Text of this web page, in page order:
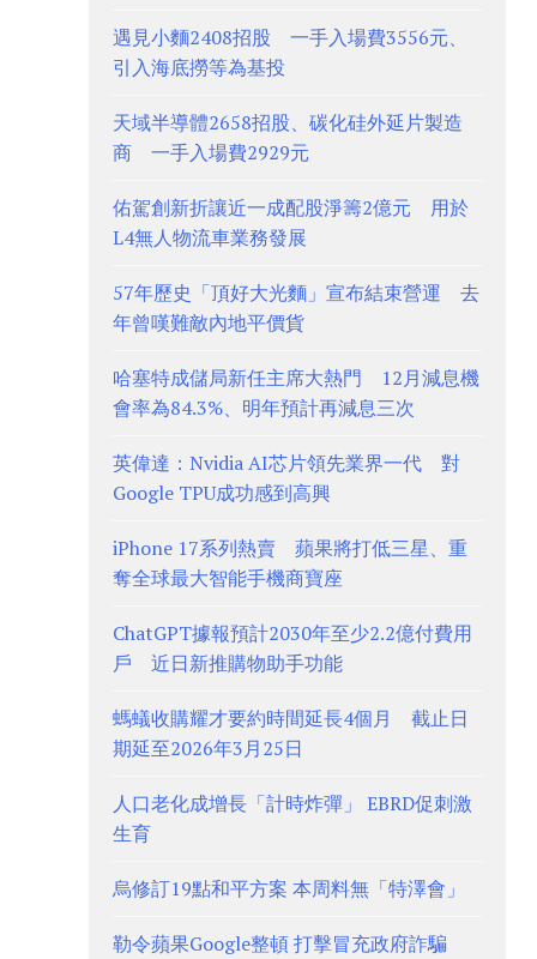
遇見小麵2408招股 一手入場費3556元、
引入海底撈等為基投
天域半導體2658招股、碳化硅外延片製造
商 一手入場費2929元
佑駕創新折讓近一成配股淨籌2億元 用於
L4無人物流車業務發展
57年歷史「頂好大光麵」宣布結束營運 去
年曾嘆難敵內地平價貨
哈塞特成儲局新任主席大熱門 12月減息機
會率為84.3%、明年預計再減息三次
英偉達：Nvidia AI芯片領先業界一代 對
Google TPU成功感到高興
iPhone 17系列熱賣 蘋果將打低三星、重
奪全球最大智能手機商寶座
ChatGPT據報預計2030年至少2.2億付費用
戶 近日新推購物助手功能
螞蟻收購耀才要約時間延長4個月 截止日
期延至2026年3月25日
人口老化成增長「計時炸彈」 EBRD促刺激
生育
烏修訂19點和平方案 本周料無「特澤會」
勒令蘋果Google整頓 打擊冒充政府詐騙